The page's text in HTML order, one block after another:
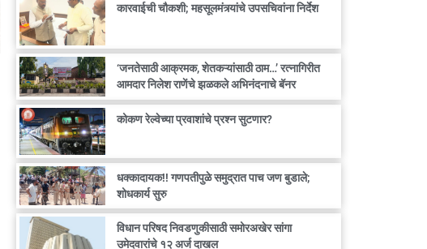
कारवाईची चौकशी; महसूलमंत्र्यांचे उपसचिवांना निर्देश
‘जनतेसाठी आक्रमक, शेतकऱ्यांसाठी ठाम…’ रत्नागिरीत
आमदार निलेश राणेंचे झळकले अभिनंदनाचे बॅनर
कोकण रेल्वेच्या प्रवाशांचे प्रश्न सुटणार?
धक्कादायक!! गणपतीपुळे समुद्रात पाच जण बुडाले;
शोधकार्य सुरु
विधान परिषद निवडणुकीसाठी समोरअखेर सांगा
उमेदवारांचे १२ अर्ज दाखल